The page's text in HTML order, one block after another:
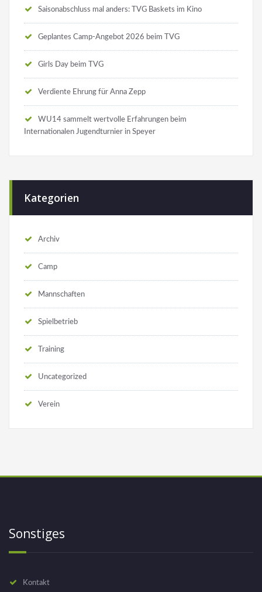
Saisonabschluss mal anders: TVG Baskets im Kino
Geplantes Camp-Angebot 2026 beim TVG
Girls Day beim TVG
Verdiente Ehrung für Anna Zepp
WU14 sammelt wertvolle Erfahrungen beim
Internationalen Jugendturnier in Speyer
Kategorien
Archiv
Camp
Mannschaften
Spielbetrieb
Training
Uncategorized
Verein
Sonstiges
Kontakt